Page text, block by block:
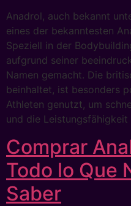
Anadrol, auch bekannt
eines der bekanntesten
Speziell in der
aufgrund seiner
Namen gemacht. Die
beinhaltet, ist besonders
Athleten genutzt, um
und die
Comprar
Todo lo Que
Saber